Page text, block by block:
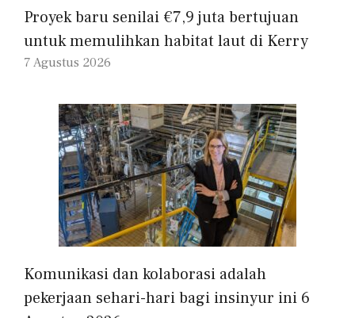
Proyek baru senilai €7,9 juta bertujuan
untuk memulihkan habitat laut di Kerry
7 Agustus 2026
Komunikasi dan kolaborasi adalah
pekerjaan sehari-hari bagi insinyur ini 6